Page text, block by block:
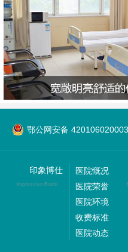
鄂公网安备
印象博仕
Impression Boshi
医院慨况
医院荣誉
医院环境
收费标准
医院动态